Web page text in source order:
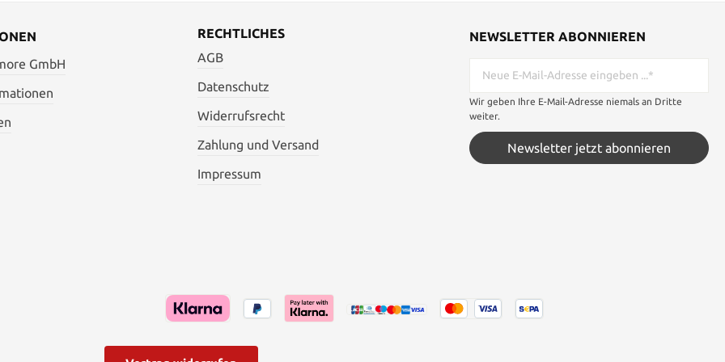
verleiht dem Schwert eine wunderschöne
wurde die scharf ausgeschliffene Klinge
Griff (Tsuka)ist aus Holz, wurde mit echter
zwei Menukis. Die Griffwicklung (Tsuka-Ito)
traditionell angebracht. Die Schwertangel
Bambusstiften (Mekugi) im Griff befestigt.
Sammler-Holzkassette. Alle Angaben sind
Zirkamaße. Details: Klingenlänge bis Tsuba:
74 cm Gesamtlänge ohne Scheide: 104 cm
Grifflänge: 30 cm Gewicht ohne Scheide:
GmbH
RECHTLICHES
AGB
Datenschutz
Widerrufsrecht
Zahlung und Versand
Impressum
NEWSLETTER ABONNIEREN
Wir geben Ihre E-Mail-Adresse niemals an Dritte
weiter.
Newsletter jetzt abonnieren